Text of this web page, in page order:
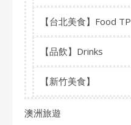
【台北美食】Food TP
【品飲】Drinks
【新竹美食】
澳洲旅遊